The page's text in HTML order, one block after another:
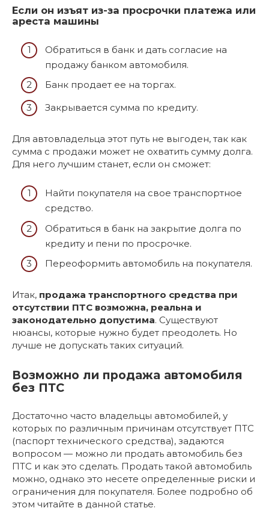
Если он изъят из-за просрочки платежа или
ареста машины
Обратиться в банк и дать согласие на
продажу банком автомобиля.
Банк продает ее на торгах.
Закрывается сумма по кредиту.
Для автовладельца этот путь не выгоден, так как
сумма с продажи может не охватить сумму долга.
Для него лучшим станет, если он сможет:
Найти покупателя на свое транспортное
средство.
Обратиться в банк на закрытие долга по
кредиту и пени по просрочке.
Переоформить автомобиль на покупателя.
Итак, продажа транспортного средства при
отсутствии ПТС возможна, реальна и
законодательно допустима. Существуют
нюансы, которые нужно будет преодолеть. Но
лучше не допускать таких ситуаций.
Возможно ли продажа автомобиля
без ПТС
Достаточно часто владельцы автомобилей, у
которых по различным причинам отсутствует ПТС
(паспорт технического средства), задаются
вопросом — можно ли продать автомобиль без
ПТС и как это сделать. Продать такой автомобиль
можно, однако это несете определенные риски и
ограничения для покупателя. Более подробно об
этом читайте в данной статье.